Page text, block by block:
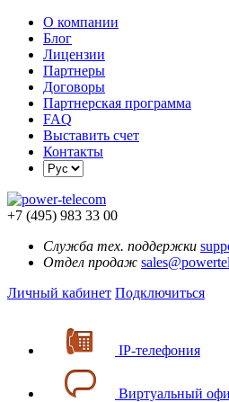
О компании
Блог
Лицензии
Партнеры
Договоры
Партнерская программа
FAQ
Выставить счет
Контакты
+7 (495) 983 33 00
Служба тех. поддержки
Отдел продаж
Личный кабинет Подключиться
IP-телефония
Виртуальный